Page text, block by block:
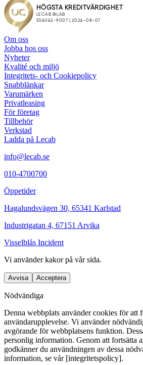
Om oss
Jobba hos oss
Nyheter
Kvalité och miljö
Integritets- och Cookiepolicy
Snabblänkar
Varumärken
Privatleasing
För företag
Tillbehör
Verkstad
Ladda på Lecab
info@lecab.se
010-4700700
Öppetider
Hagalundsvägen 30, 65341 Karlstad
Industrigatan 4, 67151 Arvika
Visselblås Incident
Vi använderkakorpå vår sida.
Avvisa Acceptera
Nödvändiga
Denna webbplats använder cookies för att
användarupplevelse. Vi använder
avgörande för webbplatsens funktion.
personlig information. Genom att fortsätta
godkänner du användningen av dessa
information, se vår [integritetspolicy].